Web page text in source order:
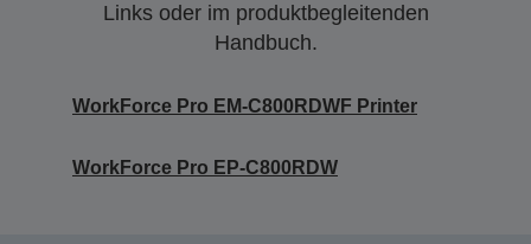
Links oder im produktbegleitenden
Handbuch.
WorkForce Pro EM-C800RDWF Printer
WorkForce Pro EP-C800RDW